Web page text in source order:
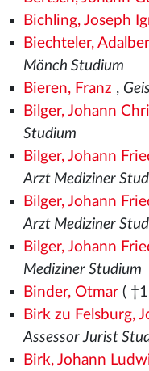
Bichling, Joseph
Biechteler,
Mönch Studium
Bieren, Franz ,
Bilger, Johann
Studium
Bilger, Johann
Arzt Mediziner
Bilger, Johann
Arzt Mediziner
Bilger, Johann
Mediziner Studium
Binder, Otmar(
Birk zu Felsburg,
Assessor Jurist
Birk, Johann